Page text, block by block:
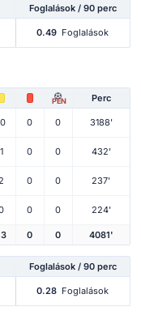
Foglalások / 90 perc
0.49 Foglalások
PEN Perc
0 0 3188'
1 0 0 432'
0 0 237'
0 0 224'
0 0 4081'
Foglalások / 90 perc
0.28 Foglalások